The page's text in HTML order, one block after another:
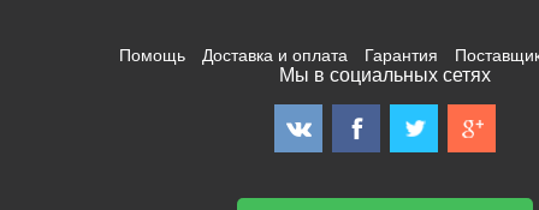
Помощь Доставка и оплата Гарантия
Мы в социальных сетях